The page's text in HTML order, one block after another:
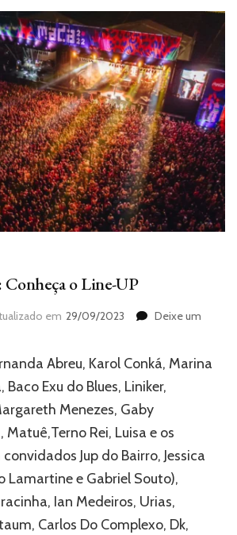
o Line-UP
em 29/09/2023
Deixe um
Abreu, Karol Conká, Marina
Baco Exu do Blues, Liniker,
Menezes, Gaby
Rei, Luisa e os
Jup do Bairro, Jessica
Lamartine e Gabriel Souto),
Ian Medeiros, Urias,
Carlos Do Complexo, Dk,